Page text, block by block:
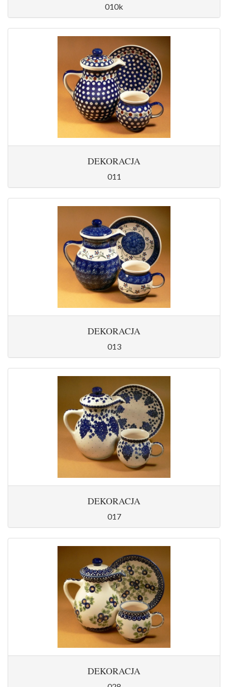
010k
DEKORACJA
011
DEKORACJA
013
DEKORACJA
017
DEKORACJA